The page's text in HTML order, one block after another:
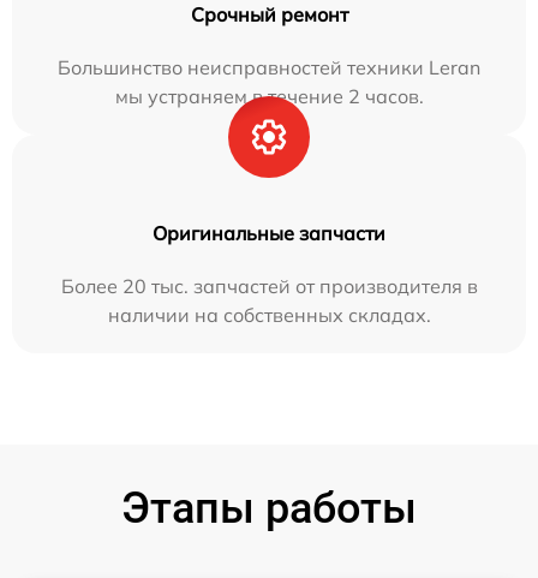
Срочный ремонт
Большинство неисправностей техники Leran
мы устраняем в течение 2 часов.
Оригинальные запчасти
Более 20 тыс. запчастей от производителя в
наличии на собственных складах.
Этапы работы